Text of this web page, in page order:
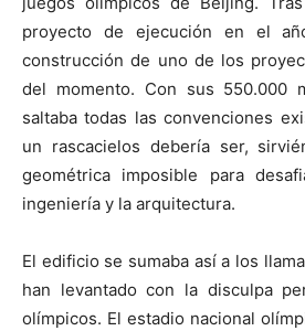
proyecto de ejecución en el
construcción de uno de los
del momento. Con sus 550.000
saltaba todas las convenciones
un rascacielos debería ser,
geométrica imposible para
ingeniería y la arquitectura.
El edificio se sumaba así a los
han levantado con la disculpa
olímpicos. El estadio nacional